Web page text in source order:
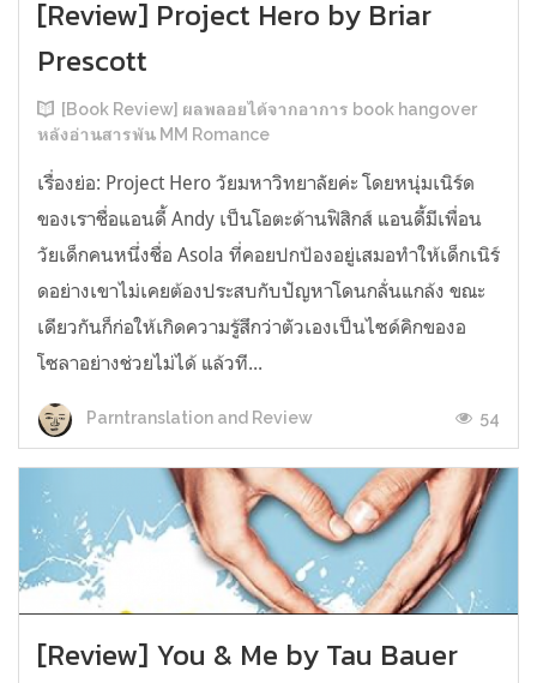
[Review] Project Hero by Briar
Prescott
[Book Review] ผลพลอยได้จากอาการ book hangover
หลังอ่านสารพัน MM Romance
เรื่องย่อ: Project Hero วัยมหาวิทยาลัยค่ะ โดยหนุ่มเนิร์ด
ของเราชื่อแอนดี้ Andy เป็นโอตะด้านฟิสิกส์ แอนดี้มีเพื่อน
วัยเด็กคนหนึ่งชื่อ Asola ที่คอยปกป้องอยู่เสมอทำให้เด็กเนิร์
ดอย่างเขาไม่เคยต้องประสบกับปัญหาโดนกลั่นแกล้ง ขณะ
เดียวกันก็ก่อให้เกิดความรู้สึกว่าตัวเองเป็นไซด์คิกของอ
โซลาอย่างช่วยไม่ได้ แล้วที...
Parntranslation and Review 54
[Review] You & Me by Tau Bauer